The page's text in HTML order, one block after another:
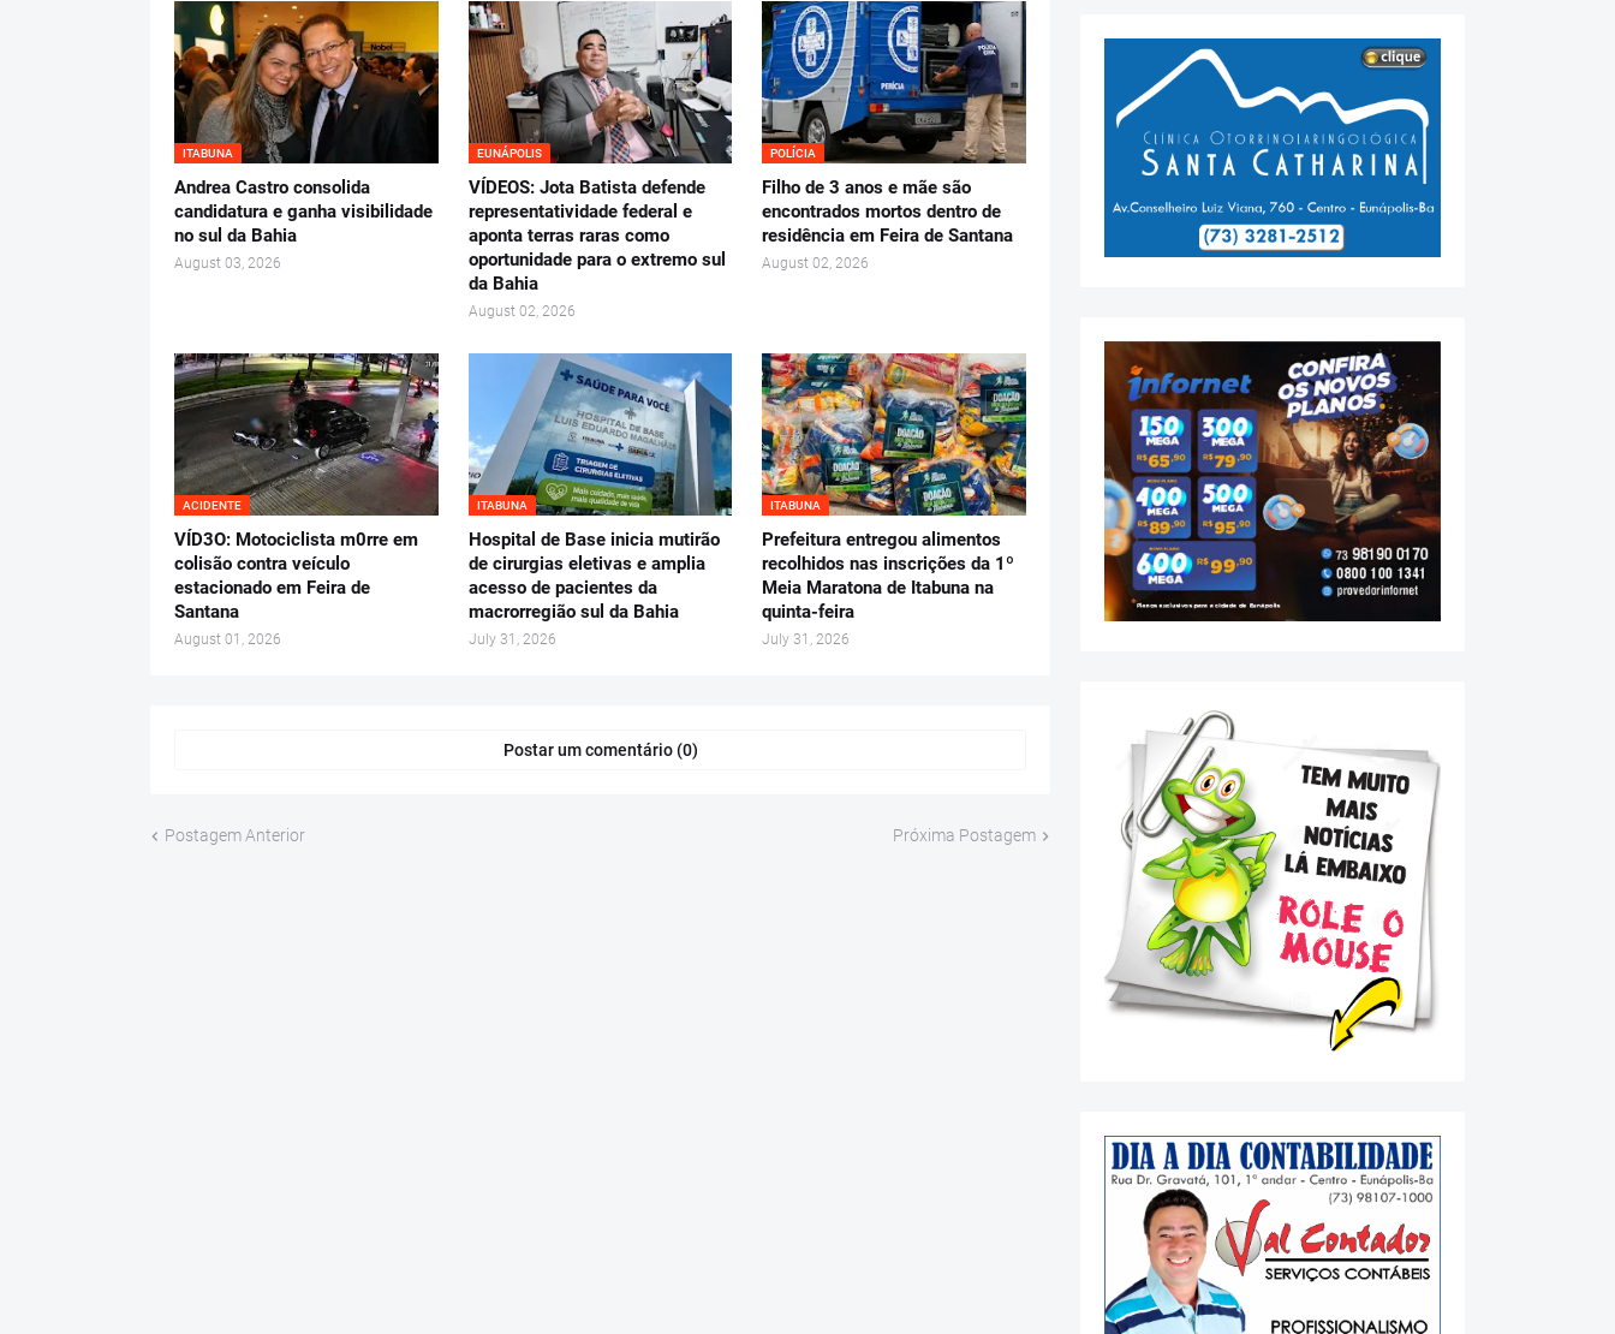
ITABUNA
Andrea Castro consolida
candidatura e ganha visibilidade
no sul da Bahia
August 03, 2026
EUNÁPOLIS
VÍDEOS: Jota Batista defende
representatividade federal e
aponta terras raras como
oportunidade para o extremo sul
da Bahia
August 02, 2026
POLÍCIA
Filho de 3 anos e mãe são
encontrados mortos dentro de
residência em Feira de Santana
August 02, 2026
ACIDENTE
VÍD3O: Motociclista m0rre em
colisão contra veículo
estacionado em Feira de
Santana
August 01, 2026
ITABUNA
Hospital de Base inicia mutirão
de cirurgias eletivas e amplia
acesso de pacientes da
macrorregião sul da Bahia
July 31, 2026
ITABUNA
Prefeitura entregou alimentos
recolhidos nas inscrições da 1º
Meia Maratona de Itabuna na
quinta-feira
July 31, 2026
Postar um comentário (0)
Postagem Anterior Próxima Postagem